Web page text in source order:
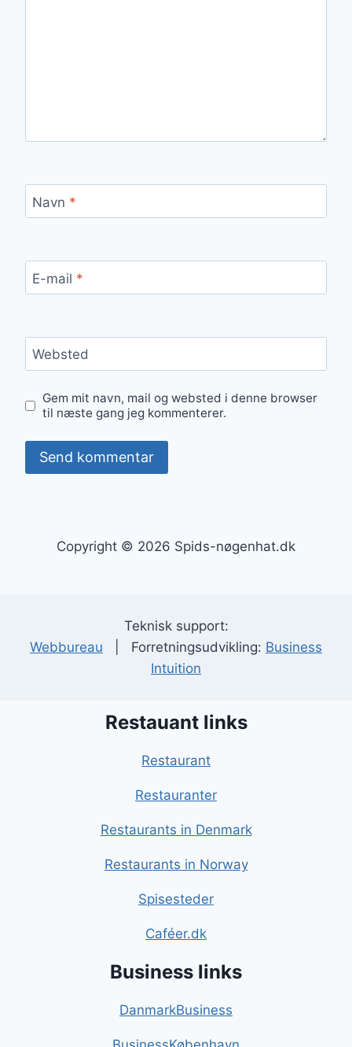
Navn *
E-mail *
Websted
Gem mit navn, mail og websted i denne browser
til næste gang jeg kommenterer.
Copyright © 2026 Spids-nøgenhat.dk
Teknisk support:
Webbureau | Forretningsudvikling: Business
Intuition
Restauant links
Restaurant
Restauranter
Restaurants in Denmark
Restaurants in Norway
Spisesteder
Caféer.dk
Business links
DanmarkBusiness